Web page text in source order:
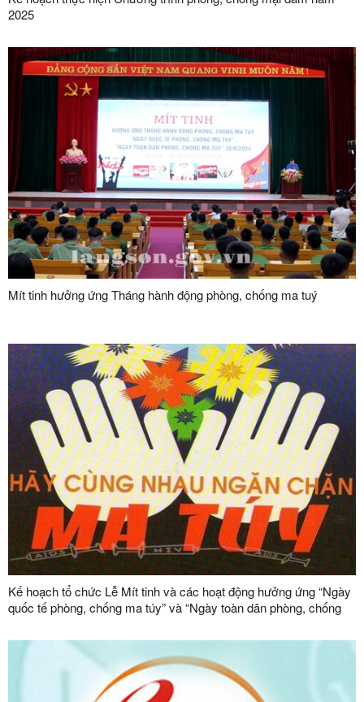
2025
Mít tinh hưởng ứng Tháng hành động phòng, chống ma tuý
Kế hoạch tổ chức Lễ Mít tinh và các hoạt động hưởng ứng “Ngày
quốc tế phòng, chống ma túy” và “Ngày toàn dân phòng, chống